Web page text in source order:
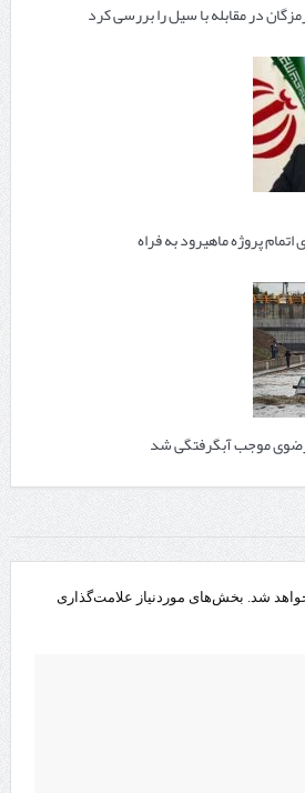
در مقابله با سیل را بررسی کرد
موجب آبگرفتگی شد
شد. بخش‌های موردنیاز علامت‌گذاری